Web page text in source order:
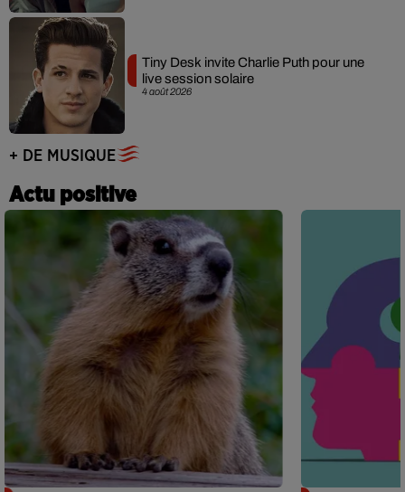
4 août 2026
Tiny Desk invite Charlie Puth pour une
live session solaire
+ DE MUSIQUE
Actu positive